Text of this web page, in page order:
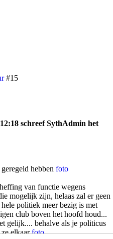
#15
schreef SythAdmin het
hebben foto
van functie wegens
mogelijk zijn, helaas zal er geen
politiek meer bezig is met
club boven het hoofd houd...
gelijk.... behalve als je politicus
ze elkaarfoto